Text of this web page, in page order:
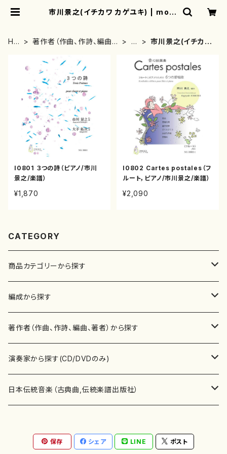
市川景之(イチカワ カゲユキ) | moth
HO
著作者（作曲、作詩、編曲、
あ
市川景之(イチカワ
I0801 ３つの詩（ピアノ/市川
景之/楽譜）
¥1,870
I0802 Cartes postales（フ
ルート，ピアノ/市川景之/楽譜）
¥2,090
CATEGORY
商品カテゴリーから探す
楽譜
書籍
書籍
テキストブック
CD・DVD
チケット
邦楽ジャーナル
レコード
編成から探す
邦楽器
箏・琴（ソロ）
箏・琴（合奏）
三味線（合奏）
合唱
混声合唱
男声合唱
歌・声
ピアノ（ソロ）
洋楽器（弦楽器）
著作者（作曲、作詩、編曲、著者）から探す
あ行
青木省三(アオキ ショウゾウ)
秋山健治(アキヤマ ケンジ）
か行
蔭山滸山(カゲヤマ キョザン)
斉藤松声(サイトウ ショウセイ)
演奏家から探す(CD/DVDのみ)
邦楽（箏、三味線、尺八等）演奏家
石川高（笙）
應和惠子（声楽・ソプラノ）
洋楽-鍵盤楽器（ピアノ、オルガン等）演奏家
日本伝統音楽（古典曲,伝統楽譜出版社）
宮城道雄（宮城宗家監修）
地歌箏曲（三絃古典楽譜）
保存 シェア LINE ポスト